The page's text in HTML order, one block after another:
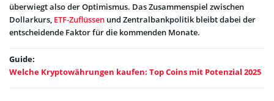
überwiegt also der Optimismus. Das Zusammenspiel zwischen
Dollarkurs, ETF-Zuflüssen und Zentralbankpolitik bleibt dabei der
entscheidende Faktor für die kommenden Monate.
Guide:
Welche Kryptowährungen kaufen: Top Coins mit Potenzial 2025